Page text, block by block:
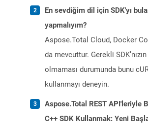
En sevdiğim dil için SDK'yı
yapmalıyım?
Aspose.Total Cloud, Docker
da mevcuttur. Gerekli
olmaması durumunda bunu
kullanmayı deneyin.
Aspose.Total REST API'leriyle
C++ SDK Kullanmak: Yeni